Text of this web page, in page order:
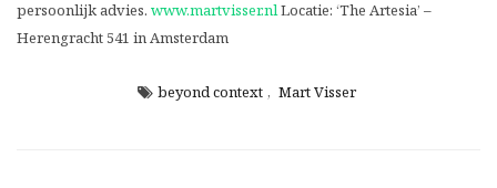
persoonlijk advies. www.martvisser.nlLocatie: ‘The Artesia’ –
Herengracht 541 in Amsterdam
beyond context , Mart Visser